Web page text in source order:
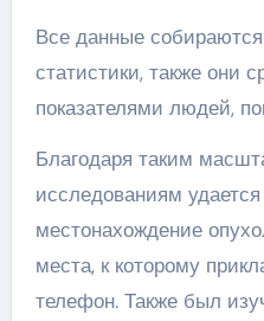
Все данные
статистики, также они
показателями людей,
Благодаря таким
исследованиям
местонахождение
места, к которому
телефон. Также был